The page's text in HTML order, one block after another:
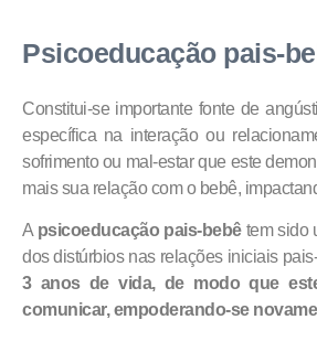
Psicoeducação pais-
Constitui-se importante fonte de
específica na interação ou
sofrimento ou mal-estar que este
mais sua relação com o bebê,
A psicoeducação pais-bebêtem sido
dos distúrbios nas relações iniciais
3 anos de vida, de modo que
comunicar, empoderando-se